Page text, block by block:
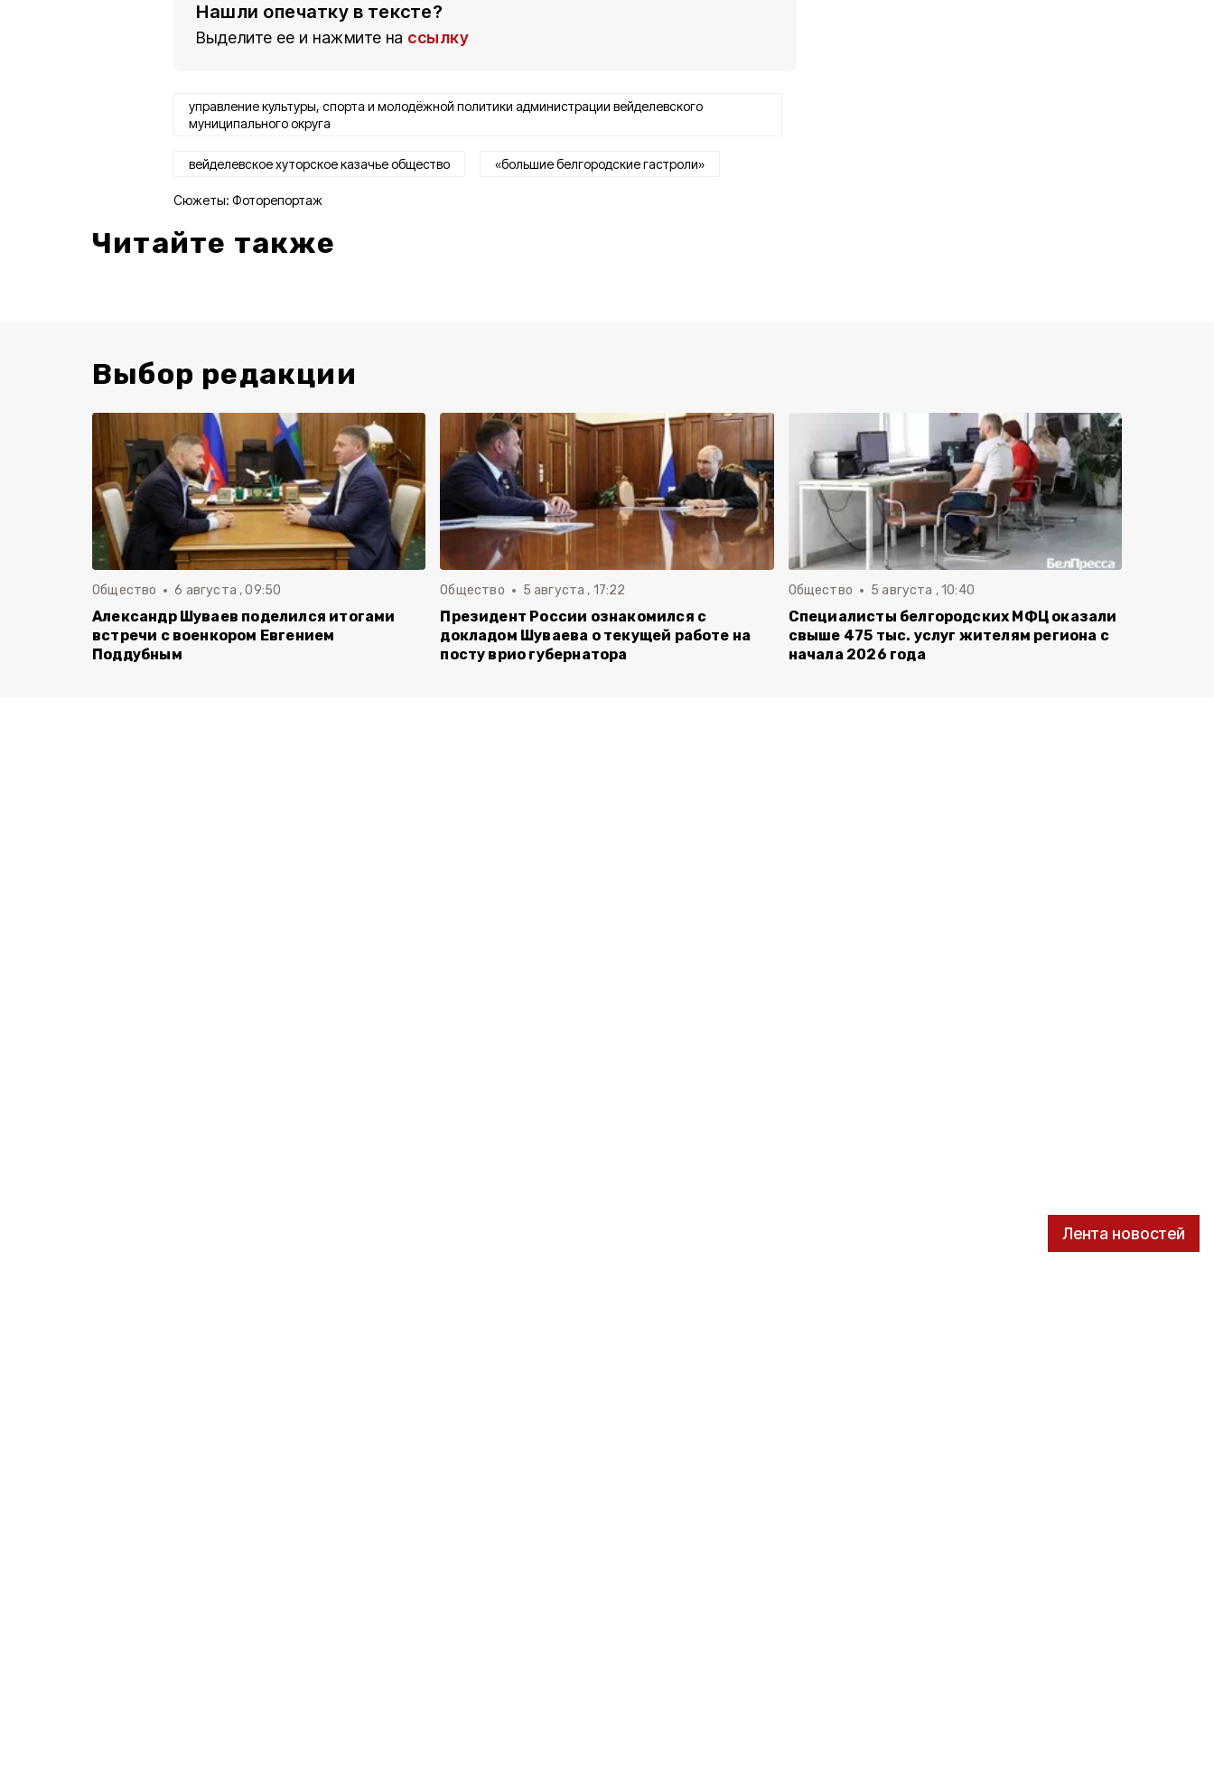
Лента новостей
Нашли опечатку в тексте?
Выделите ее и нажмите на ссылку
управление культуры, спорта и молодёжной политики администрации вейделевского
муниципального округа
вейделевское хуторское казачье общество «большие белгородские гастроли»
Сюжеты: Фоторепортаж
Читайте также
Выбор редакции
Общество 6 августа , 09:50
Александр Шуваев поделился итогами
встречи с военкором Евгением
Поддубным
Общество 5 августа , 17:22
Президент России ознакомился с
докладом Шуваева о текущей работе на
посту врио губернатора
Общество 5 августа , 10:40
Специалисты белгородских МФЦ оказали
свыше 475 тыс. услуг жителям региона с
начала 2026 года